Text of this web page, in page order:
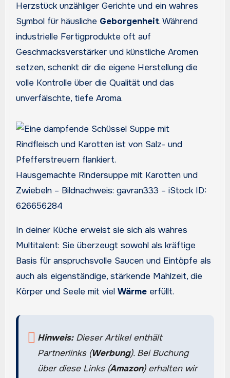
Herzstück unzähliger Gerichte und ein wahres
Symbol für häusliche Geborgenheit. Während
industrielle Fertigprodukte oft auf
Geschmacksverstärker und künstliche Aromen
setzen, schenkt dir die eigene Herstellung die
volle Kontrolle über die Qualität und das
unverfälschte, tiefe Aroma.
Hausgemachte Rindersuppe mit Karotten und
Zwiebeln – Bildnachweis: gavran333 – iStock ID:
626656284
In deiner Küche erweist sie sich als wahres
Multitalent: Sie überzeugt sowohl als kräftige
Basis für anspruchsvolle Saucen und Eintöpfe als
auch als eigenständige, stärkende Mahlzeit, die
Körper und Seele mit viel Wärmeerfüllt.
Hinweis:Dieser Artikel enthält
Partnerlinks (Werbung). Bei Buchung
über diese Links (Amazon) erhalten wir